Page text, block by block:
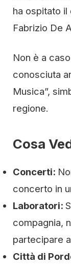
ha ospitato
Fabrizio De
Non è a
conosciuta
Musica”,
regione.
Cosa
Concerti:
concerto in
Laboratori:
compagnia,
partecipare
Città di